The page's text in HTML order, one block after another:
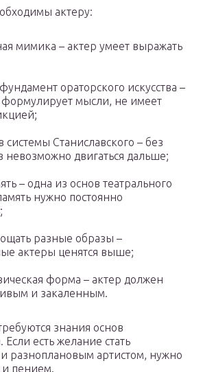
актеру:
мимика – актер умеет выражать
ораторского искусства –
формулирует мысли, не имеет
системы Станиславского – без
невозможно двигаться дальше;
– одна из основ театрального
нужно постоянно
разные образы –
актеры ценятся выше;
форма – актер должен
и закаленным.
знания основ
Если есть желание стать
разноплановым артистом, нужно
и пением.